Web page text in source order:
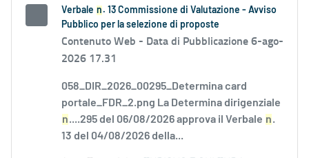
Verbale n . 13 Commissione di Valutazione - Avviso
Pubblico per la selezione di proposte
Contenuto Web - Data di Pubblicazione 6-ago-
2026 17.31
058_DIR_2026_00295_Determina card
portale_FDR_2.png La Determina dirigenziale
n....295 del 06/08/2026 approva il Verbale n.
13 del 04/08/2026 della...